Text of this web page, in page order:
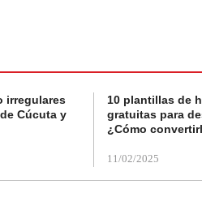
irregulares
Cúcuta y
10 plantillas de
gratuitas para
¿Cómo convertirla
11/02/2025